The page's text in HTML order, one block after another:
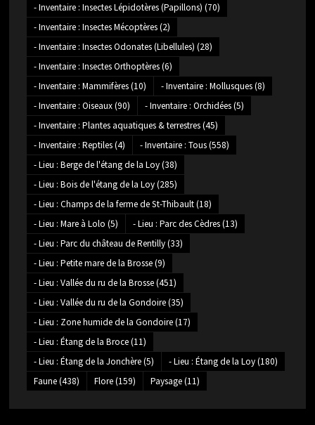
- Inventaire : Insectes Lépidotères (Papillons) (70)
- Inventaire : Insectes Mécoptères(2)
- Inventaire : Insectes Odonates (Libellules) (28)
- Inventaire : Insectes Orthoptères(6)
- Inventaire : Mammifères(10) - Inventaire : Mollusques(8)
- Inventaire : Oiseaux(90) - Inventaire : Orchidées(5)
- Inventaire : Plantes aquatiques & terrestres(45)
- Inventaire : Reptiles(4) - Inventaire : Tous(558)
- Lieu : Berge de l'étang de la Loy(38)
- Lieu : Bois de l'étang de la Loy(285)
- Lieu : Champs de la ferme de St-Thibault(18)
- Lieu : Mare à Lolo (5) - Lieu : Parc des Cèdres(13)
- Lieu : Parc du château de Rentilly(33)
- Lieu : Petite mare de la Brosse(9)
- Lieu : Vallée du ru de la Brosse(451)
- Lieu : Vallée du ru de la Gondoire(35)
- Lieu : Zone humide de la Gondoire(17)
- Lieu : Étang de la Broce(11)
- Lieu : Étang de la Jonchère(5) - Lieu : Étang de la Loy(180)
Faune(438) Flore(159) Paysage(11)